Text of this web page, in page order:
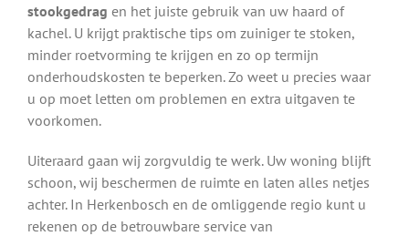
stookgedrag en het juiste gebruik van uw haard of
kachel. U krijgt praktische tips om zuiniger te stoken,
minder roetvorming te krijgen en zo op termijn
onderhoudskosten te beperken. Zo weet u precies waar
u op moet letten om problemen en extra uitgaven te
voorkomen.
Uiteraard gaan wij zorgvuldig te werk. Uw woning blijft
schoon, wij beschermen de ruimte en laten alles netjes
achter. In Herkenbosch en de omliggende regio kunt u
rekenen op de betrouwbare service van